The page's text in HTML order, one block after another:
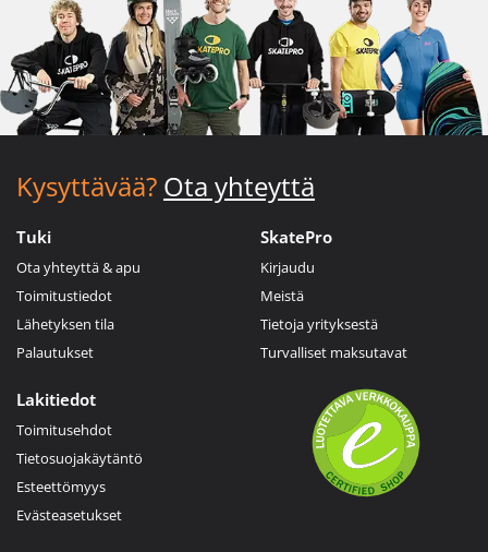
Kysyttävää? Ota yhteyttä
Tuki
Ota yhteyttä & apu
Toimitustiedot
Lähetyksen tila
Palautukset
SkatePro
Kirjaudu
Meistä
Tietoja yrityksestä
Turvalliset maksutavat
Lakitiedot
Toimitusehdot
Tietosuojakäytäntö
Esteettömyys
Evästeasetukset